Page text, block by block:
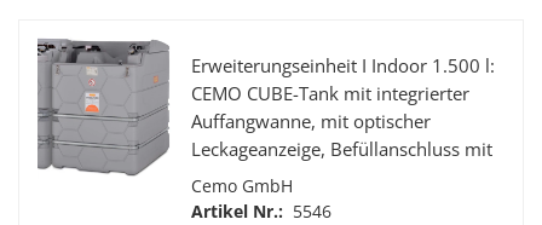
Erweiterungseinheit I Indoor 1.500 l:
CEMO CUBE-Tank mit integrierter
Auffangwanne, mit optischer
Leckageanzeige, Befüllanschluss mit
TW-Kupplung und Grenzwertgeber,
Entlüftungskappe,
Cemo GmbH
Artikel Nr.: 5546